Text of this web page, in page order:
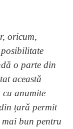
oricum,
posibilitate
o parte din
această
cu anumite
țară permit
bun pentru